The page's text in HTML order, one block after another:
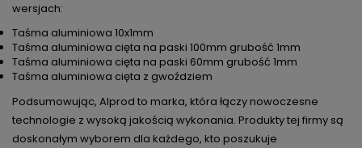
wersjach:
Taśma aluminiowa 10x1mm
Taśma aluminiowa cięta na paski 100mm grubość 1mm
Taśma aluminiowa cięta na paski 60mm grubość 1mm
Taśma aluminiowa cięta z gwoździem
Podsumowując, Alprod to marka, która łączy nowoczesne
technologie z wysoką jakością wykonania. Produkty tej firmy są
doskonałym wyborem dla każdego, kto poszukuje